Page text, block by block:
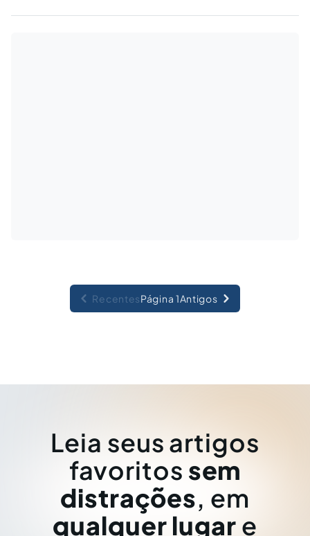
é materialmente inconstitucional, por ofender
RecentesPágina 1Antigos
Leia seus artigos
favoritos sem
distrações, em
qualquer lugar e